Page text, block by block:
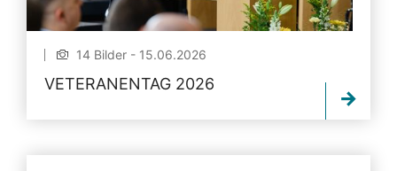
14 Bilder - 15.06.2026
VETERANENTAG 2026